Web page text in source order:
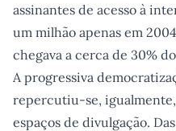
assinantes de acesso à
um milhão apenas em
chegava a cerca de 30%
A progressiva
repercutiu-se,
espaços de divulgação. Das